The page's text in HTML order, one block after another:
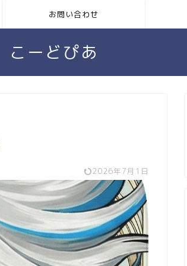
お問い合わせ
こーどぴあ
2026年7月1日